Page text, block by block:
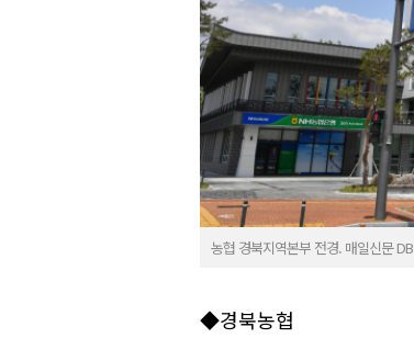
농협 경북지역본부 전경. 매일신문 DB
◆경북농협